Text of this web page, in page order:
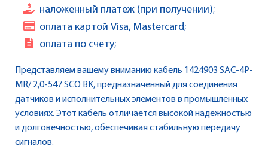
наложенный платеж (при получении);
оплата картой Visa, Mastercard;
оплата по счету;
Представляем вашему вниманию кабель 1424903 SAC-4P-
MR/ 2,0-547 SCO BK, предназначенный для соединения
датчиков и исполнительных элементов в промышленных
условиях. Этот кабель отличается высокой надежностью
и долговечностью, обеспечивая стабильную передачу
сигналов.